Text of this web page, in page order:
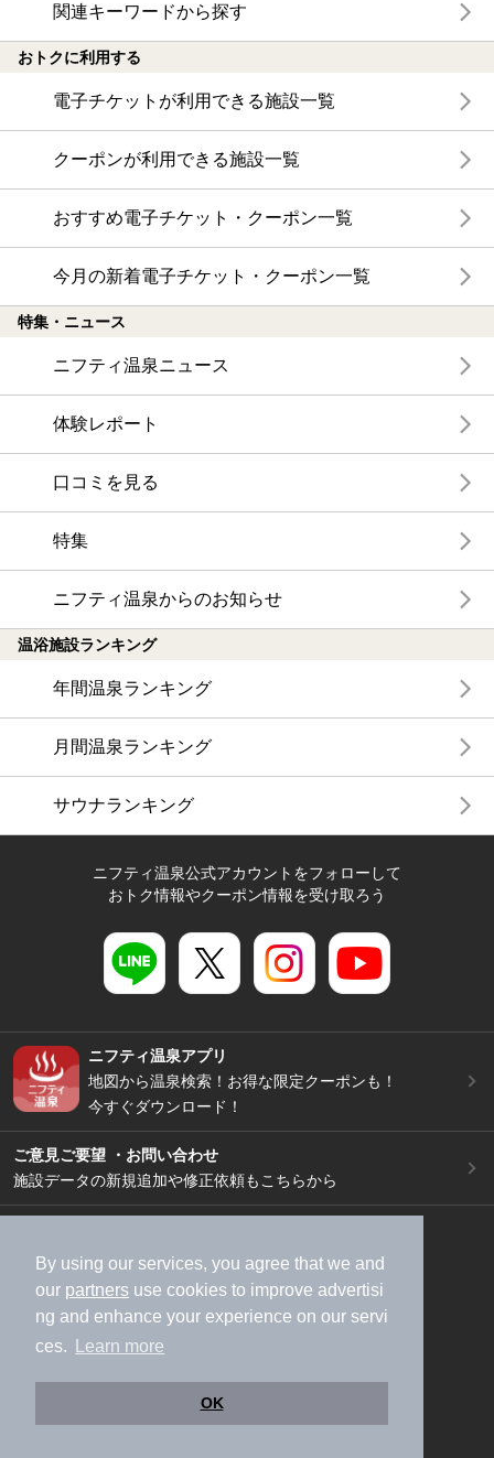
By using our services, you agree that we and
our partners use cookies to improve advertisi
ng and enhance your experience on our servi
ces.
Learn more
OK
関連キーワードから探す
おトクに利用する
電子チケットが利用できる施設一覧
クーポンが利用できる施設一覧
おすすめ電子チケット・クーポン一覧
今月の新着電子チケット・クーポン一覧
特集・ニュース
ニフティ温泉ニュース
体験レポート
口コミを見る
特集
ニフティ温泉からのお知らせ
温浴施設ランキング
年間温泉ランキング
月間温泉ランキング
サウナランキング
ニフティ温泉公式アカウントをフォローして
おトク情報やクーポン情報を受け取ろう
ニフティ温泉アプリ
地図から温泉検索！お得な限定クーポンも！
今すぐダウンロード！
ご意見ご要望 ・お問い合わせ
施設データの新規追加や修正依頼もこちらから
加盟店募集（資料請求）
広告出稿のご案内
利用規約
ライフスタイルMEMBERS+規約
特定商取引法に基づく表記
ヘルプ
採用情報
運営会社